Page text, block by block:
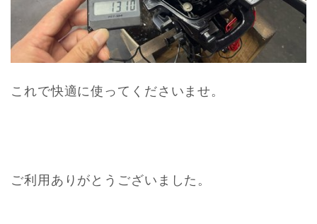
これで快適に使ってくださいませ。
ご利用ありがとうございました。